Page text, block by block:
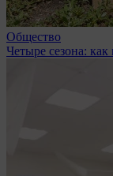
Общество
Четыре сезона: